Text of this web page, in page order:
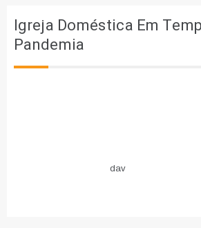
Igreja Doméstica Em
Pandemia
dav